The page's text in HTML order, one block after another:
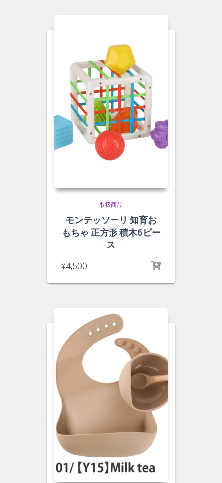
取扱商品
モンテッソーリ 知育お
もちゃ 正方形 積木6ピー
ス
¥4,500